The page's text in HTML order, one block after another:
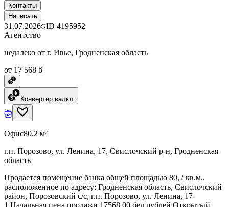
Контакты
Написать
31.07.2026 ID 4195952
Агентство
недалеко от г. Ивье, Гродненская область
от 17 568 ƃ
Конвертер валют
Офис80.2 м²
г.п. Порозово, ул. Ленина, 17, Свислочский р-н, Гродненская
область
Продается помещение банка общей площадью 80,2 кв.м.,
расположенное по адресу: Гродненская область, Свислочский
район, Порозовский с/с, г.п. Порозово, ул. Ленина, 17-
1.Начальная цена продажи 17568,00 бел.рублей.Открытый